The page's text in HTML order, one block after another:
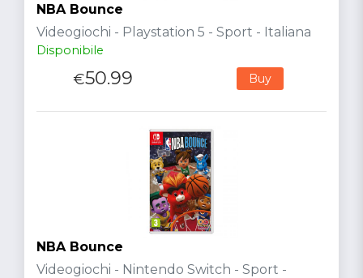
NBA Bounce
Videogiochi - Playstation 5 - Sport - Italiana
Disponibile
€50.99 Buy
NBA Bounce
Videogiochi - Nintendo Switch - Sport -